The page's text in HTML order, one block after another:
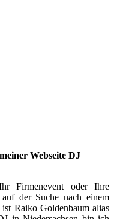
Webseite DJ
Firmenevent oder Ihre
der Suche nach einem
Raiko Goldenbaum alias